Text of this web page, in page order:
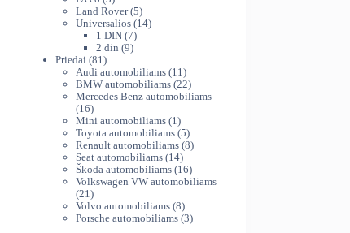
produktai
Land Rover 55
produktai
Universalios 1414
1 DIN 77
produktai
2 din 99
Priedai 81 81
produktas
Audi automobiliams 11 11
produktų
BMW automobiliams 2222
produktai
Mercedes Benz automobiliams
1616
produktų
Mini automobiliams 1 1
produktas
Toyota automobiliams 55
produktai
Renault automobiliams 88
Seat automobiliams 1414
produktų
Škoda automobiliams 1616
produktų
Volkswagen VW automobiliams
21 21
produktas
Volvo automobiliams 88
produktai
Porsche automobiliams 33